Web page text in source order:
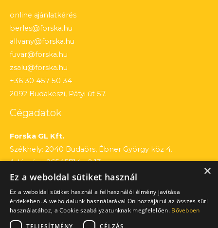
online ajánlatkérés
berles@forska.hu
allvany@forska.hu
fuvar@forska.hu
zsalu@forska.hu
+36 30 457 50 34
2092 Budakeszi, Pátyi út 57.
Cégadatok
Forska GL Kft.
Székhely: 2040 Budaörs, Ébner György köz 4.
Adószám: 26545714 – 2 13
Cégjegyzékszám: 13 – 09 – 195803
Számlaszám: 12010154 – 01660751 – 00100001
×
Ez a weboldal sütiket használ
Ez a weboldal sütiket használ a felhasználói élmény javítása
érdekében. A weboldalunk használatával Ön hozzájárul az összes süti
használatához, a Cookie szabályzatunknak megfelelően. Bővebben
TELJESÍTMÉNY
CÉLZÁS